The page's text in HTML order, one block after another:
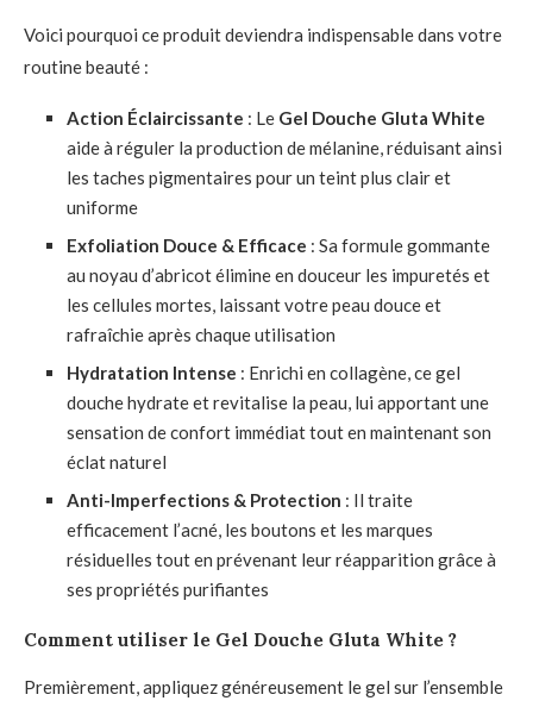
Voici pourquoi ce produit deviendra indispensable dans votre
routine beauté :
Action Éclaircissante : Le Gel Douche Gluta White
aide à réguler la production de mélanine, réduisant ainsi
les taches pigmentaires pour un teint plus clair et
uniforme
Exfoliation Douce & Efficace : Sa formule gommante
au noyau d’abricot élimine en douceur les impuretés et
les cellules mortes, laissant votre peau douce et
rafraîchie après chaque utilisation
Hydratation Intense : Enrichi en collagène, ce gel
douche hydrate et revitalise la peau, lui apportant une
sensation de confort immédiat tout en maintenant son
éclat naturel
Anti-Imperfections & Protection : Il traite
efficacement l’acné, les boutons et les marques
résiduelles tout en prévenant leur réapparition grâce à
ses propriétés purifiantes
Comment utiliser le Gel Douche Gluta White ?
Premièrement, appliquez généreusement le gel sur l’ensemble